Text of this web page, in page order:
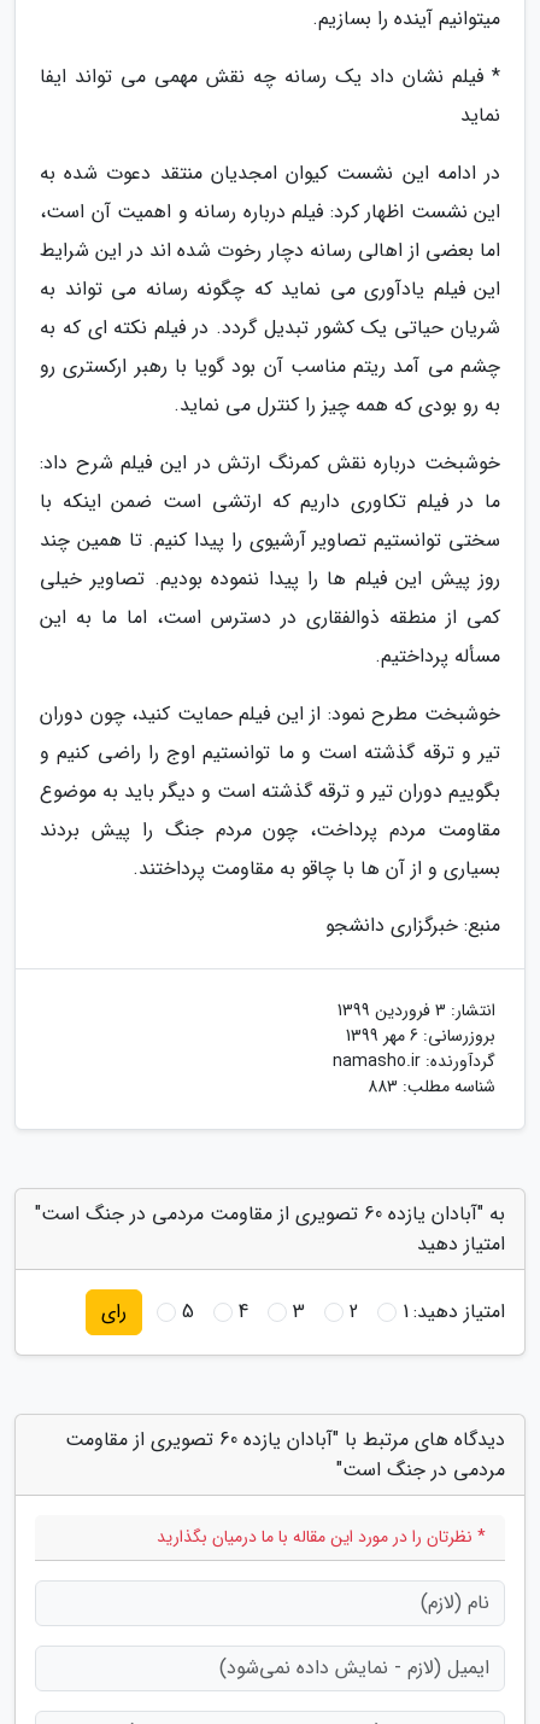
میتوانیم آینده را بسازیم.
* فیلم نشان داد یک رسانه چه نقش مهمی می تواند ایفا
نماید
در ادامه این نشست کیوان امجدیان منتقد دعوت شده به
این نشست اظهار کرد: فیلم درباره رسانه و اهمیت آن است،
اما بعضی از اهالی رسانه دچار رخوت شده اند در این شرایط
این فیلم یادآوری می نماید که چگونه رسانه می تواند به
شریان حیاتی یک کشور تبدیل گردد. در فیلم نکته ای که به
چشم می آمد ریتم مناسب آن بود گویا با رهبر ارکستری رو
به رو بودی که همه چیز را کنترل می نماید.
خوشبخت درباره نقش کمرنگ ارتش در این فیلم شرح داد:
ما در فیلم تکاوری داریم که ارتشی است ضمن اینکه با
سختی توانستیم تصاویر آرشیوی را پیدا کنیم. تا همین چند
روز پیش این فیلم ها را پیدا ننموده بودیم. تصاویر خیلی
کمی از منطقه ذوالفقاری در دسترس است، اما ما به این
مسأله پرداختیم.
خوشبخت مطرح نمود: از این فیلم حمایت کنید، چون دوران
تیر و ترقه گذشته است و ما توانستیم اوج را راضی کنیم و
بگوییم دوران تیر و ترقه گذشته است و دیگر باید به موضوع
مقاومت مردم پرداخت، چون مردم جنگ را پیش بردند
بسیاری و از آن ها با چاقو به مقاومت پرداختند.
منبع: خبرگزاری دانشجو
انتشار: 3 فروردین 1399
بروزرسانی: 6 مهر 1399
گردآورنده: namasho.ir
شناسه مطلب: 883
به "آبادان یازده 60 تصویری از مقاومت مردمی در جنگ است"
امتیاز دهید
امتیاز دهید:1
2
3
4
5 رای
دیدگاه های مرتبط با "آبادان یازده 60 تصویری از مقاومت
مردمی در جنگ است"
* نظرتان را در مورد این مقاله با ما درمیان بگذارید